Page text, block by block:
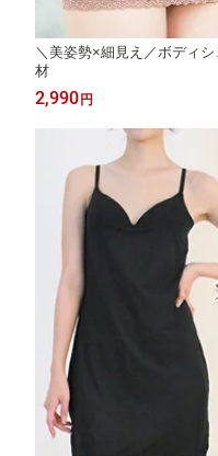
＼美姿勢×細見え／ボディ
材
2,990 円